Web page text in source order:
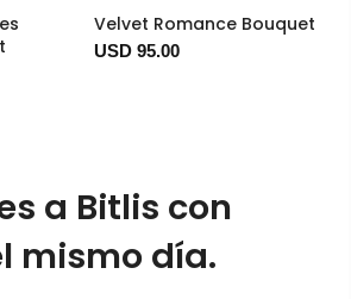
Velvet Romance Bouquet
USD 95.00
a Bitlis con
mismo día.